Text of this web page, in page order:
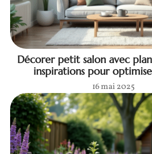
Décorer petit salon avec
inspirations pour
16 mai 2025